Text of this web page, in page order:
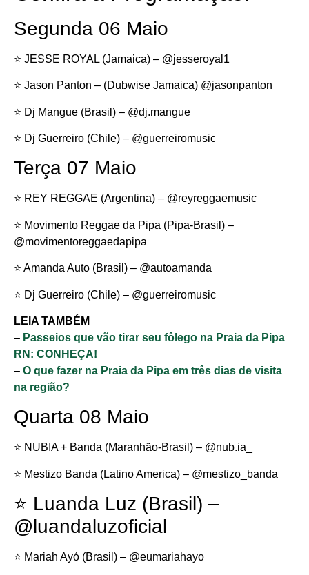
Segunda 06 Maio
⭐️ JESSE ROYAL (Jamaica) – @jesseroyal1
⭐️ Jason Panton – (Dubwise Jamaica) @jasonpanton
⭐️ Dj Mangue (Brasil) – @dj.mangue
⭐️ Dj Guerreiro (Chile) – @guerreiromusic
Terça 07 Maio
⭐️ REY REGGAE (Argentina) – @reyreggaemusic
⭐️ Movimento Reggae da Pipa (Pipa-Brasil) –
@movimentoreggaedapipa
⭐️ Amanda Auto (Brasil) – @autoamanda
⭐️ Dj Guerreiro (Chile) – @guerreiromusic
LEIA TAMBÉM
– Passeios que vão tirar seu fôlego na Praia da Pipa
RN: CONHEÇA!
– O que fazer na Praia da Pipa em três dias de visita
na região?
Quarta 08 Maio
⭐️ NUBIA + Banda (Maranhão-Brasil) – @nub.ia_
⭐️ Mestizo Banda (Latino America) – @mestizo_banda
⭐️ Luanda Luz (Brasil) –
@luandaluzoficial
⭐️ Mariah Ayó (Brasil) – @eumariahayo